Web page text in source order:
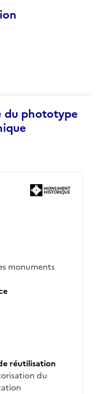
du phototype
monuments
réutilisation
du